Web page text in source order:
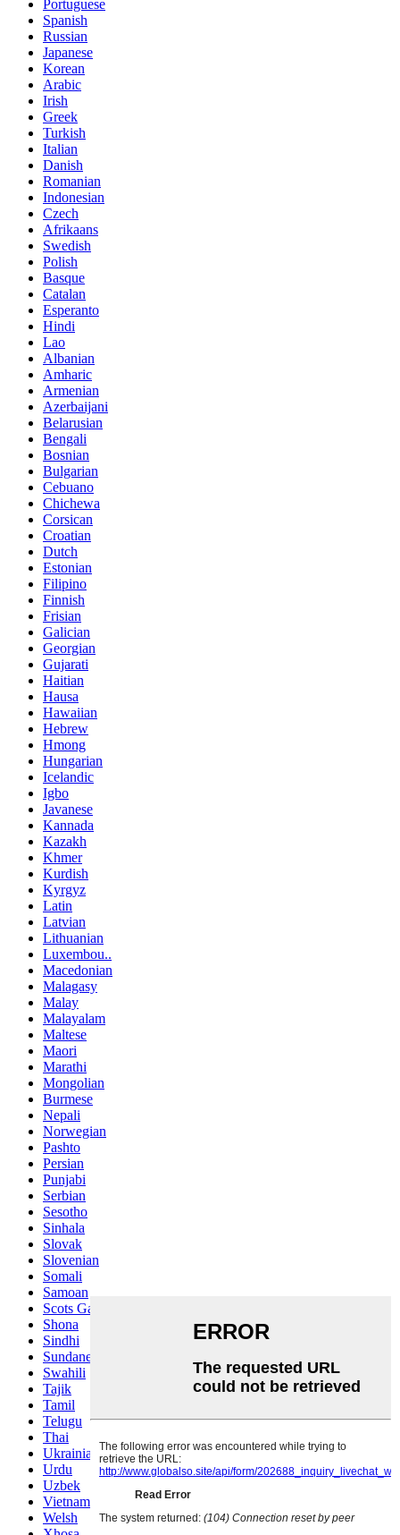
Portuguese
Spanish
Russian
Japanese
Korean
Arabic
Irish
Greek
Turkish
Italian
Danish
Romanian
Indonesian
Czech
Afrikaans
Swedish
Polish
Basque
Catalan
Esperanto
Hindi
Lao
Albanian
Amharic
Armenian
Azerbaijani
Belarusian
Bengali
Bosnian
Bulgarian
Cebuano
Chichewa
Corsican
Croatian
Dutch
Estonian
Filipino
Finnish
Frisian
Galician
Georgian
Gujarati
Haitian
Hausa
Hawaiian
Hebrew
Hmong
Hungarian
Icelandic
Igbo
Javanese
Kannada
Kazakh
Khmer
Kurdish
Kyrgyz
Latin
Latvian
Lithuanian
Luxembou..
Macedonian
Malagasy
Malay
Malayalam
Maltese
Maori
Marathi
Mongolian
Burmese
Nepali
Norwegian
Pashto
Persian
Punjabi
Serbian
Sesotho
Sinhala
Slovak
Slovenian
Somali
Samoan
Scots Gaelic
Shona
Sindhi
Sundanese
Swahili
Tajik
Tamil
Telugu
Thai
Ukrainian
Urdu
Uzbek
Vietnamese
Welsh